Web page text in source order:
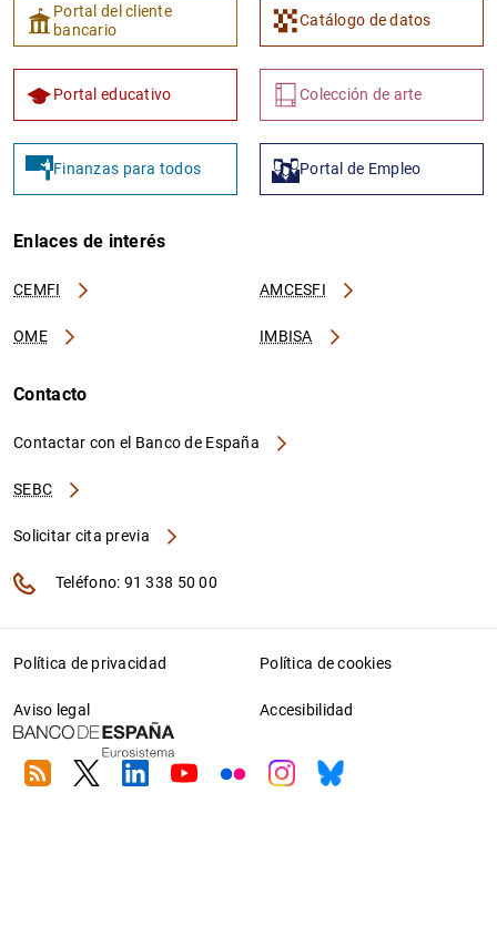
Portal del cliente
bancario
Catálogo de datos
Portal educativo Colección de arte
Finanzas para todos Portal de Empleo
Enlaces de interés
CEMFI AMCESFI
OME IMBISA
Contacto
Contactar con el Banco de España
SEBC
Solicitar cita previa
Teléfono: 91 338 50 00
Política de privacidad Política de cookies
Aviso legal Accesibilidad
RSS TwitterLinkedin
YoutubeFlickrInstagram
Bluesky